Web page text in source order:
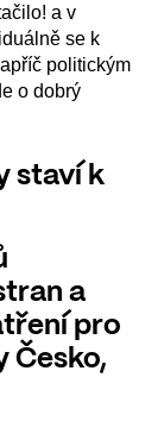
a v
se k
politickým
o dobrý
staví k